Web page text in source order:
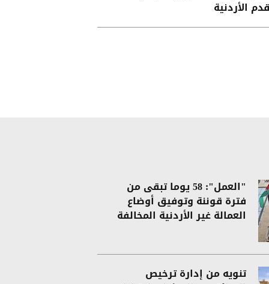
الأردنية
"العمل": 58 يوما تبقى من
فترة قوننة وتوفيق أوضاع
العمالة غير الأردنية المخالفة
تنويه من إدارة ترخيص